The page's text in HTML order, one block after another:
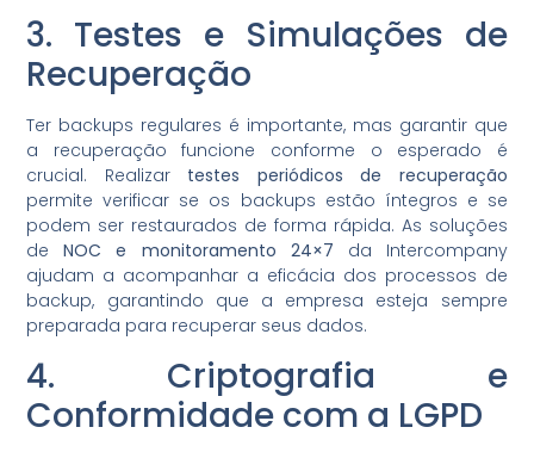
3. Testes e Simulações de
Recuperação
Ter backups regulares é importante, mas garantir que
a recuperação funcione conforme o esperado é
crucial. Realizar testes periódicos de recuperação
permite verificar se os backups estão íntegros e se
podem ser restaurados de forma rápida. As soluções
deNOC e monitoramento 24×7 da Intercompany
ajudam a acompanhar a eficácia dos processos de
backup, garantindo que a empresa esteja sempre
preparada para recuperar seus dados.
4. Criptografia e
Conformidade com a LGPD